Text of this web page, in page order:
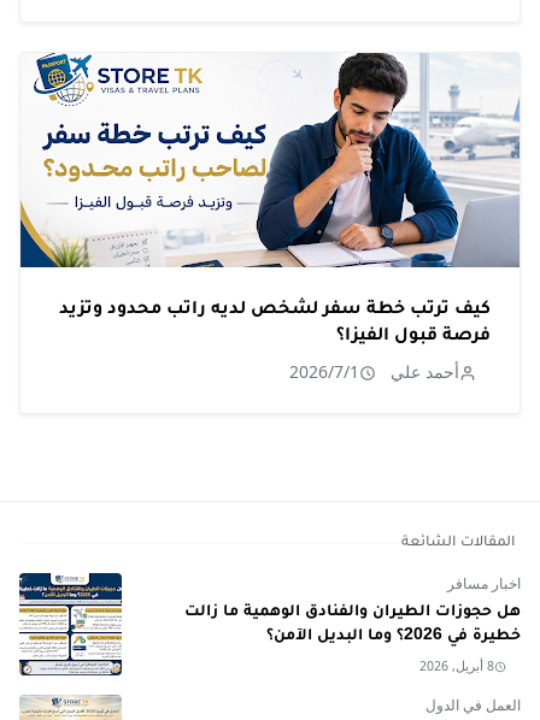
كيف ترتب خطة سفر لشخص لديه راتب محدود وتزيد
فرصة قبول الفيزا؟
أحمد علي 2026/7/1
المقالات الشائعة
اخبار مسافر
هل حجوزات الطيران والفنادق الوهمية ما زالت
خطيرة في 2026؟ وما البديل الآمن؟
8 أبريل, 2026
العمل في الدول